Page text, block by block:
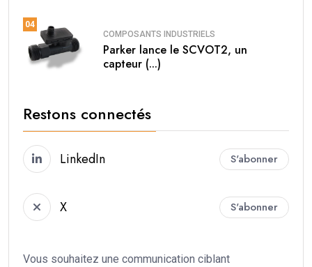
04
COMPOSANTS INDUSTRIELS
Parker lance le SCVOT2, un
capteur (...)
Restons connectés
LinkedIn S'abonner
X S'abonner
Vous souhaitez une communication ciblant